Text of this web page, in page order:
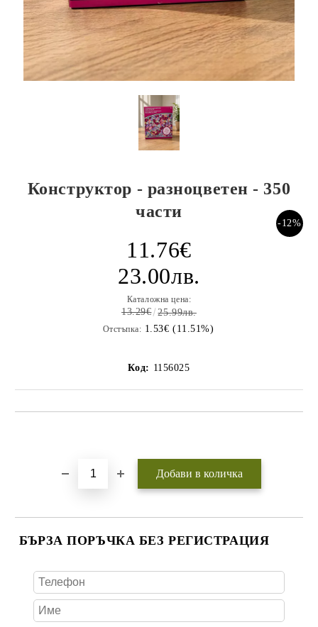
Конструктор - разноцветен - 350
части
-12%
11.76€
23.00лв.
Каталожна цена:
13.29€ 25.99лв.
Отстъпка: 1.53€ (11.51%)
Код: 1156025
БЪРЗА ПОРЪЧКА БЕЗ РЕГИСТРАЦИЯ